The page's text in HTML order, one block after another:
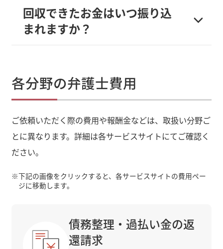
回収できたお金はいつ振り込
まれますか？
各分野の弁護士費用
ご依頼いただく際の費用や報酬金などは、取扱い分野ご
とに異なります。詳細は各サービスサイトにてご確認く
ださい。
※下記の画像をクリックすると、各サービスサイトの費用ペー
ジに移動します。
債務整理・過払い金の返
還請求